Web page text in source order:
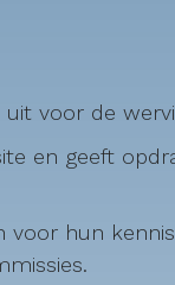
voor de
en geeft
hun